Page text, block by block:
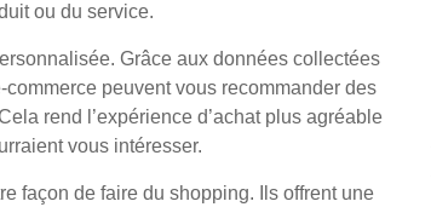
ou du service.
Grâce aux données collectées
peuvent vous recommander des
rend l’expérience d’achat plus agréable
vous intéresser.
façon de faire du shopping. Ils offrent une